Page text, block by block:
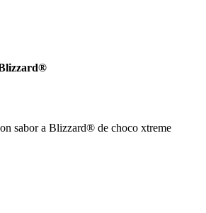
sabor a Blizzard® de choco xtreme